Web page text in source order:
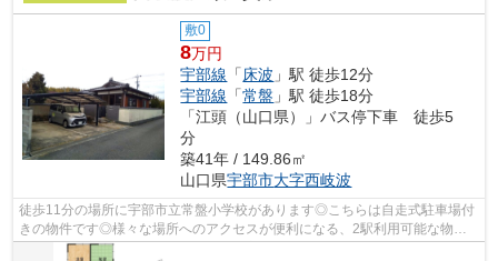
敷0
8万円
宇部線 「 床波 」駅 徒歩12分
宇部線 「常盤 」駅 徒歩18分
「江頭（山口県）」バス停下車 徒歩5
分
築41年 / 149.86㎡
山口県宇部市大字西岐波
徒歩11分の場所に宇部市立常盤小学校があります◎こちらは自走式駐車場付
きの物件です◎様々な場所へのアクセスが便利になる、2駅利用可能な物件
です◎通風良好で陽の当たる気持ちの良い...